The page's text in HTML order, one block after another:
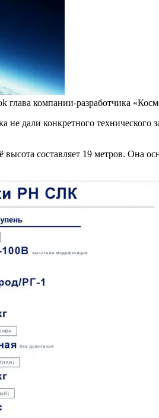
глава компании-разработчика
конкретного технического
высота составляет 19 метров.